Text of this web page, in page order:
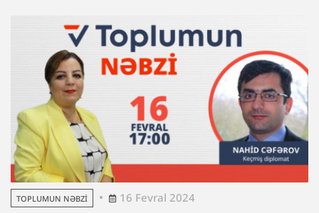
TOPLUMUN NƏBZI 16 Fevral 2024